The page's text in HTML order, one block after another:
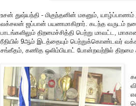
உசன் துஷ்யந்தி - மிகுந்தனின் மகனும்,
வக்சலன் ஜப்பான் பயணமாகிறார். கடந்த வருடம்
பாடங்களிலும் திறமைச்சித்தி பெற்று மாவட்ட,
ரீதியில் 9ஆம் இடத்தையும் பெற்றுக்கொண்டவர்
சங்கீதம், கணித ஒலிம்பியாட் போன்றவற்றில் திறமை